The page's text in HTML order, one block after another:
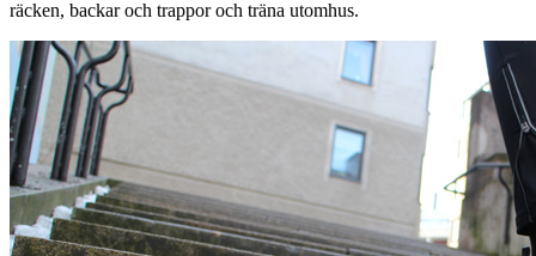
räcken, backar och trappor och träna utomhus.